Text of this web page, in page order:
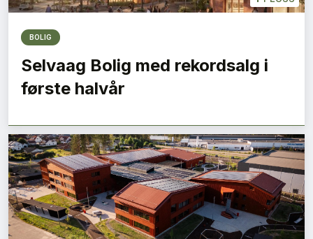
BOLIG
Selvaag Bolig med rekordsalg i
første halvår